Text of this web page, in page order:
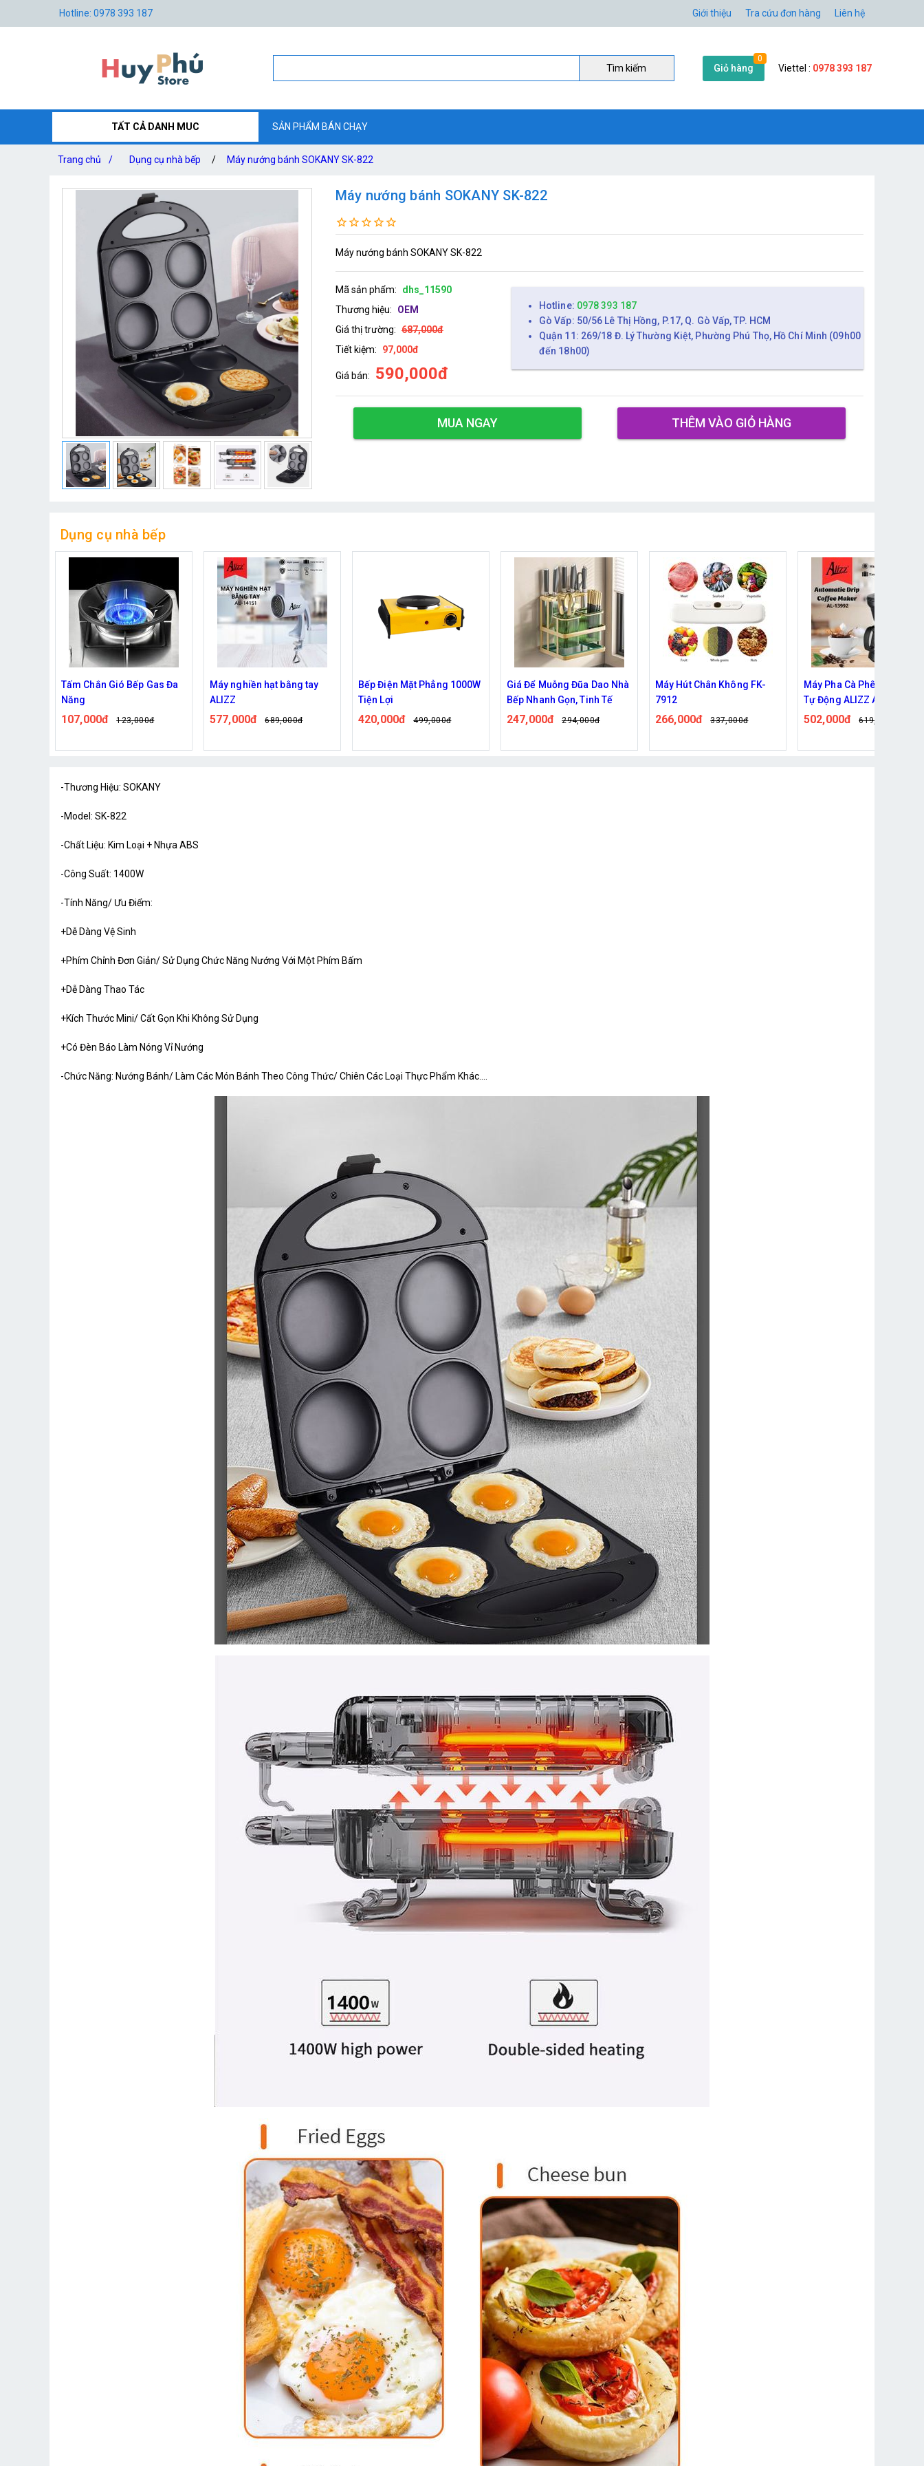
Hotline: 0978 393 187 Giới thiệu Tra cứu đơn hàng Liên hệ
Tìm kiếm Giỏ hàng
0
Viettel : 0978 393 187
TẤT CẢ DANH MUC SẢN PHẨM BÁN CHẠY
Trang chủ / Dụng cụ nhà bếp / Máy nướng bánh SOKANY SK-822
Máy nướng bánh SOKANY SK-822
Máy nướng bánh SOKANY SK-822
Mã sản phẩm:
dhs_11590
Thương hiệu:
OEM
Giá thị trường: 687,000đ
Tiết kiệm:
97,000đ
Giá bán: 590,000đ
Hotline: 0978 393 187
Gò Vấp: 50/56 Lê Thị Hồng, P.17, Q. Gò Vấp, TP. HCM
Quận 11: 269/18 Đ. Lý Thường Kiệt, Phường Phú Thọ, Hồ Chí Minh (09h00
đến 18h00)
MUA NGAY THÊM VÀO GIỎ HÀNG
Dụng cụ nhà bếp
Máy nghiền hạt bằng tay
ALIZZ
577,000đ 689,000đ
Bếp Điện Mặt Phẳng 1000W
Tiện Lợi
420,000đ 499,000đ
Giá Để Muỗng Đũa Dao Nhà
Bếp Nhanh Gọn, Tinh Tế
247,000đ 294,000đ
Máy Hút Chân Không FK-
7912
266,000đ 337,000đ
Máy Pha Cà Phê Nhỏ Giọt
Tự Động ALIZZ AL-13992
502,000đ 619,000đ
Rổ rửa hoa quả, rau củ, rổ
vo gạo thiết kế có lỗ thoát
nước tiện lợi
31,000đ 39,000đ
-Thương Hiệu: SOKANY
-Model: SK-822
-Chất Liệu: Kim Loại + Nhựa ABS
-Công Suất: 1400W
-Tính Năng/ Ưu Điểm:
+Dễ Dàng Vệ Sinh
+Phím Chỉnh Đơn Giản/ Sử Dụng Chức Năng Nướng Với Một Phím Bấm
+Dễ Dàng Thao Tác
+Kích Thước Mini/ Cất Gọn Khi Không Sử Dụng
+Có Đèn Báo Làm Nóng Vỉ Nướng
-Chức Năng: Nướng Bánh/ Làm Các Món Bánh Theo Công Thức/ Chiên Các Loại Thực Phẩm Khác....